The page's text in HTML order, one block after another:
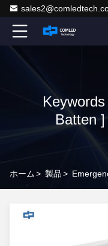
Batten
ホーム> 製品>